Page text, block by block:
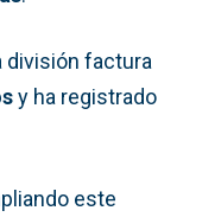
división factura
y ha registrado
este